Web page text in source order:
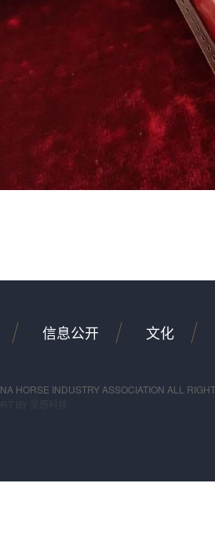
信息公开 文化
HORSE INDUSTRY ASSOCIATION ALL